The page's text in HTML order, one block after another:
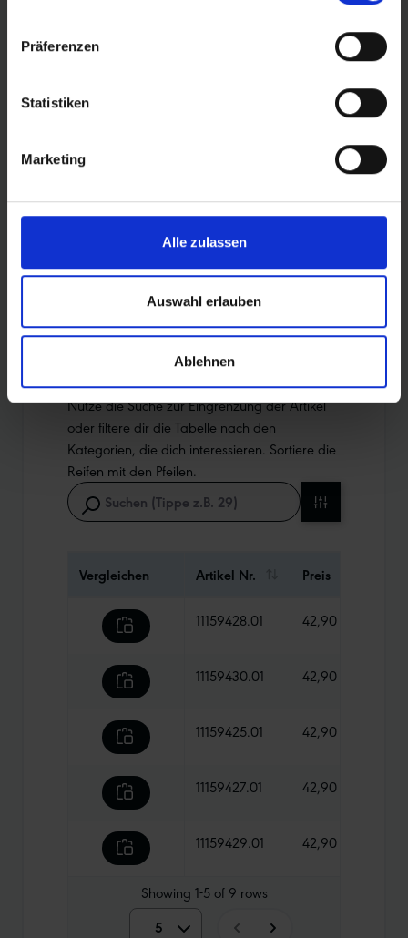
Präferenzen
Statistiken
Marketing
Alle zulassen
Auswahl erlauben
Ablehnen
ROLLING
PRODUKTÜBERSICHT
Finde noch schneller deinen perfekten Reifen.
Nutze die Suche zur Eingrenzung der Artikel
oder filtere dir die Tabelle nach den
Kategorien, die dich interessieren. Sortiere die
Reifen mit den Pfeilen.
Vergleichen Artikel Nr. Preis
11159428.01 42,90 €
11159430.01 42,90 €
11159425.01 42,90 €
11159427.01 42,90 €
11159429.01 42,90 €
Showing 1-5of9 rows
5 5